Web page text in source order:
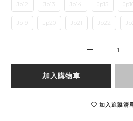
Jp12 Jp13 Jp14 Jp15 Jp16
Jp19 Jp20 Jp21 Jp22
加入購物車
加入追蹤清